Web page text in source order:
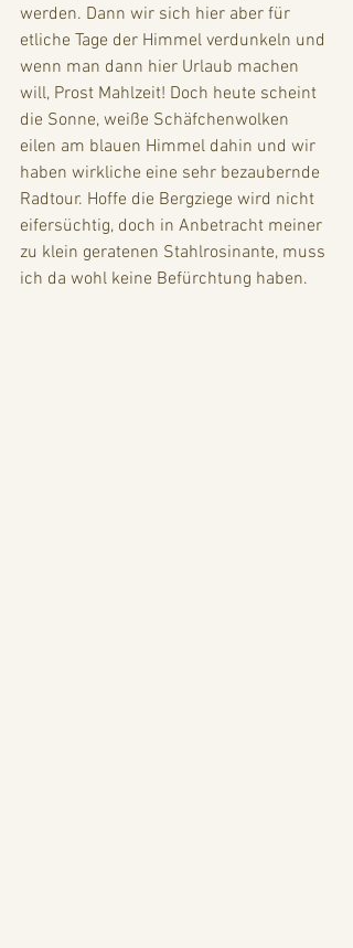
werden. Dann wir sich hier aber für
etliche Tage der Himmel verdunkeln und
wenn man dann hier Urlaub machen
will, Prost Mahlzeit! Doch heute scheint
die Sonne, weiße Schäfchenwolken
eilen am blauen Himmel dahin und wir
haben wirkliche eine sehr bezaubernde
Radtour. Hoffe die Bergziege wird nicht
eifersüchtig, doch in Anbetracht meiner
zu klein geratenen Stahlrosinante, muss
ich da wohl keine Befürchtung haben.